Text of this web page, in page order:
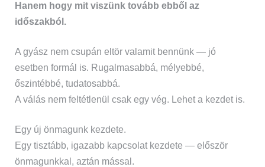
Hanem hogy mit viszünk tovább ebből az
időszakból.
A gyász nem csupán eltör valamit bennünk — jó
esetben formál is. Rugalmasabbá, mélyebbé,
őszintébbé, tudatosabbá.
A válás nem feltétlenül csak egy vég. Lehet a kezdet is.
Egy új önmagunk kezdete.
Egy tisztább, igazabb kapcsolat kezdete — először
önmagunkkal, aztán mással.